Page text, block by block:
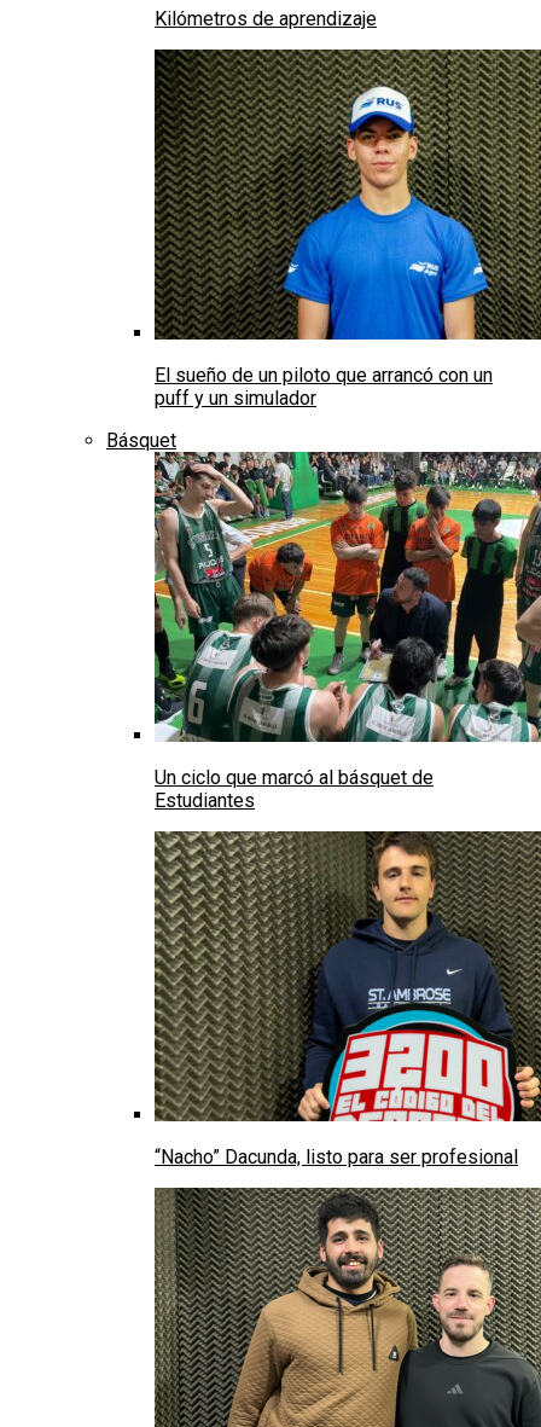
Kilómetros de aprendizaje
El sueño de un piloto que arrancó con un
puff y un simulador
Básquet
Un ciclo que marcó al básquet de
Estudiantes
“Nacho” Dacunda, listo para ser profesional